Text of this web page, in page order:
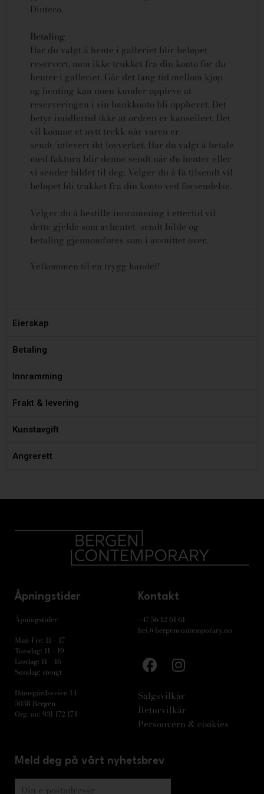
Dintero.
Betaling
Har du valgt å hente i galleriet blir beløpet
reservert, men ikke trukket fra din konto før du
henter i galleriet. Går det lang tid mellom kjøp
og henting kan noen kunder oppleve at
reserveringen i sin bankkonto bli opphevet. Det
betyr imidlertid ikke at ordren er kansellert. Det
vil komme et nytt trekk når varen er
sendt/utlevert iht lovverket. Har du valgt å betale
med faktura blir denne sendt når du henter eller
vi sender bildet til deg. Velger du å få tilsendt vil
beløpet bli trukket fra din konto ved forsendelse.
Velger du å bestille innramming i ettertid vil
dette gjelde som avhentet/sendt bilde og
betaling gjennomføres som i avsnittet over.
Velkommen til en trygg handel!
Eierskap
Betaling
Innramming
Frakt & levering
Kunstavgift
Angrerett
Åpningstider
Åpningstider:
Man-Fre: 11 – 17
Torsdag: 11 – 19
Lørdag: 11 – 16
Søndag: stengt
Damsgårdsveien 14
5058 Bergen
Org. no: 931 172 174
Kontakt
+47 56 12 61 61
hei@bergencontemporary.no
Salgsvilkår
Returvilkår
Personvern & cookies
Meld deg på vårt nyhetsbrev